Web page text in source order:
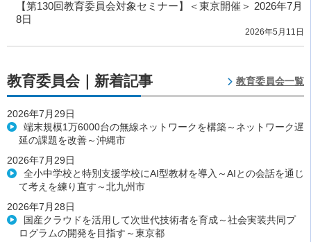
【第130回教育委員会対象セミナー】＜東京開催＞ 2026年7月
8日
2026年5月11日
教育委員会｜新着記事 教育委員会一覧
2026年7月29日
端末規模1万6000台の無線ネットワークを構築～ネットワーク遅
延の課題を改善～沖縄市
2026年7月29日
全小中学校と特別支援学校にAI型教材を導入～AIとの会話を通じ
て考えを練り直す～北九州市
2026年7月28日
国産クラウドを活用して次世代技術者を育成～社会実装共同プ
ログラムの開発を目指す～東京都